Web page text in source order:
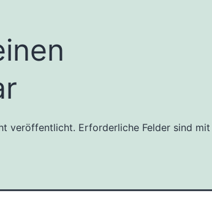
veröffentlicht. Erforderliche Felder sind mit